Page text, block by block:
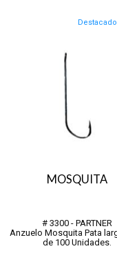
Destacado
MOSQUITA
# 3300 - PARTNER
Anzuelo Mosquita Pata
de 100 Unidades.